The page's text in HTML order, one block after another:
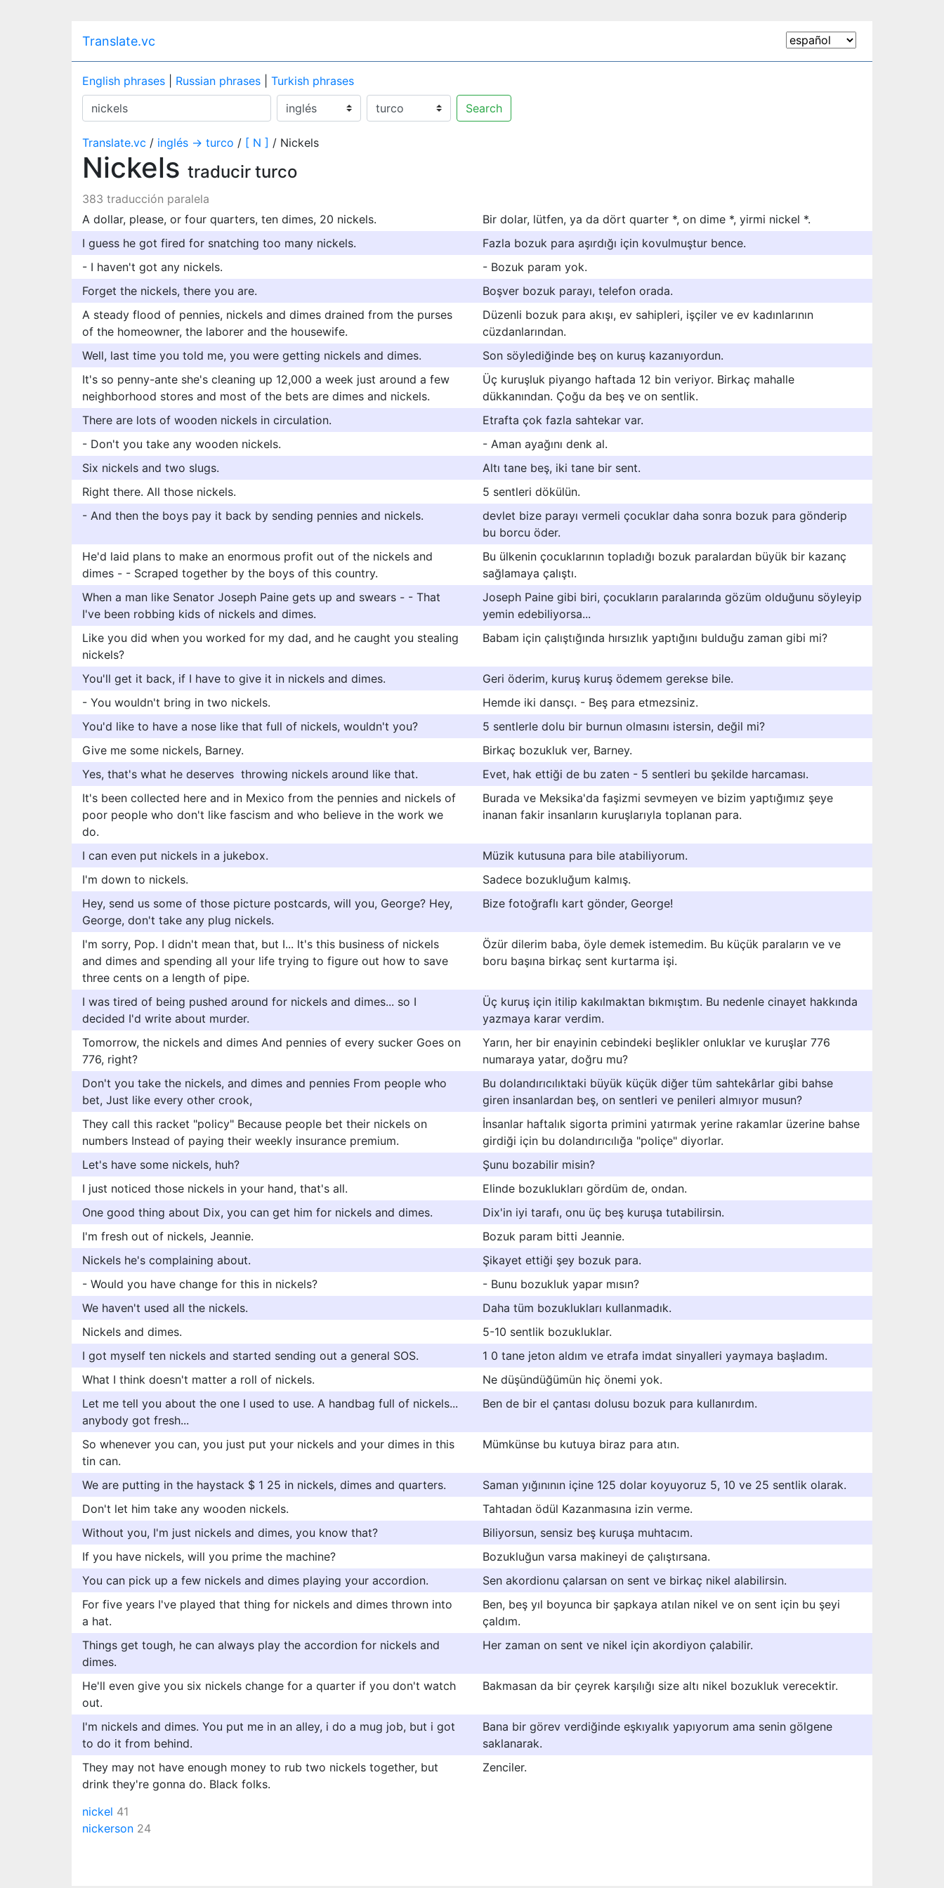
Translate.vc
English phrases Russian phrases
Turkish phrases
Search
Translate.vc / inglés → turco / [ N ] / Nickels
Nickels traducir turco
383 traducción paralela
A dollar, please, or four quarters, ten dimes, 20 nickels.
Bir dolar, lütfen, ya da dört quarter *, on dime *, yirmi nickel *.
I guess he got fired for snatching too many nickels.
Fazla bozuk para aşırdığı için kovulmuştur bence.
- I haven't got any nickels.
- Bozuk param yok.
Forget the nickels, there you are.
Boşver bozuk parayı, telefon orada.
A steady flood of pennies, nickels and dimes drained from the purses
of the homeowner, the laborer and the housewife.
Düzenli bozuk para akışı, ev sahipleri, işçiler ve ev kadınlarının
cüzdanlarından.
Well, last time you told me, you were getting nickels and dimes.
Son söylediğinde beş on kuruş kazanıyordun.
It's so penny-ante she's cleaning up 12,000 a week just around a few
neighborhood stores and most of the bets are dimes and nickels.
Üç kuruşluk piyango haftada 12 bin veriyor. Birkaç mahalle
dükkanından. Çoğu da beş ve on sentlik.
There are lots of wooden nickels in circulation.
Etrafta çok fazla sahtekar var.
- Don't you take any wooden nickels.
- Aman ayağını denk al.
Six nickels and two slugs.
Altı tane beş, iki tane bir sent.
Right there. All those nickels.
5 sentleri dökülün.
- And then the boys pay it back by sending pennies and nickels.
devlet bize parayı vermeli çocuklar daha sonra bozuk para gönderip
bu borcu öder.
He'd laid plans to make an enormous profit out of the nickels and
dimes - - Scraped together by the boys of this country.
Bu ülkenin çocuklarının topladığı bozuk paralardan büyük bir kazanç
sağlamaya çalıştı.
When a man like Senator Joseph Paine gets up and swears - - That
I've been robbing kids of nickels and dimes.
Joseph Paine gibi biri, çocukların paralarında gözüm olduğunu söyleyip
yemin edebiliyorsa...
Like you did when you worked for my dad, and he caught you stealing
nickels?
Babam için çalıştığında hırsızlık yaptığını bulduğu zaman gibi mi?
You'll get it back, if I have to give it in nickels and dimes.
Geri öderim, kuruş kuruş ödemem gerekse bile.
- You wouldn't bring in two nickels.
Hemde iki dansçı. - Beş para etmezsiniz.
You'd like to have a nose like that full of nickels, wouldn't you?
5 sentlerle dolu bir burnun olmasını istersin, değil mi?
Give me some nickels, Barney.
Birkaç bozukluk ver, Barney.
Yes, that's what he deserves  throwing nickels around like that.
Evet, hak ettiği de bu zaten - 5 sentleri bu şekilde harcaması.
It's been collected here and in Mexico from the pennies and nickels of
poor people who don't like fascism and who believe in the work we
do.
Burada ve Meksika'da faşizmi sevmeyen ve bizim yaptığımız şeye
inanan fakir insanların kuruşlarıyla toplanan para.
I can even put nickels in a jukebox.
Müzik kutusuna para bile atabiliyorum.
I'm down to nickels.
Sadece bozukluğum kalmış.
Hey, send us some of those picture postcards, will you, George? Hey,
George, don't take any plug nickels.
Bize fotoğraflı kart gönder, George!
I'm sorry, Pop. I didn't mean that, but I... lt's this business of nickels
and dimes and spending all your life trying to figure out how to save
three cents on a length of pipe.
Özür dilerim baba, öyle demek istemedim. Bu küçük paraların ve ve
boru başına birkaç sent kurtarma işi.
I was tired of being pushed around for nickels and dimes... so I
decided I'd write about murder.
Üç kuruş için itilip kakılmaktan bıkmıştım. Bu nedenle cinayet hakkında
yazmaya karar verdim.
Tomorrow, the nickels and dimes And pennies of every sucker Goes on
776, right?
Yarın, her bir enayinin cebindeki beşlikler onluklar ve kuruşlar 776
numaraya yatar, doğru mu?
Don't you take the nickels, and dimes and pennies From people who
bet, Just like every other crook,
Bu dolandırıcılıktaki büyük küçük diğer tüm sahtekârlar gibi bahse
giren insanlardan beş, on sentleri ve penileri almıyor musun?
They call this racket "policy" Because people bet their nickels on
numbers Instead of paying their weekly insurance premium.
İnsanlar haftalık sigorta primini yatırmak yerine rakamlar üzerine bahse
girdiği için bu dolandırıcılığa "poliçe" diyorlar.
Let's have some nickels, huh?
Şunu bozabilir misin?
I just noticed those nickels in your hand, that's all.
Elinde bozuklukları gördüm de, ondan.
One good thing about Dix, you can get him for nickels and dimes.
Dix'in iyi tarafı, onu üç beş kuruşa tutabilirsin.
I'm fresh out of nickels, Jeannie.
Bozuk param bitti Jeannie.
Nickels he's complaining about.
Şikayet ettiği şey bozuk para.
- Would you have change for this in nickels?
- Bunu bozukluk yapar mısın?
We haven't used all the nickels.
Daha tüm bozuklukları kullanmadık.
Nickels and dimes.
5-10 sentlik bozukluklar.
I got myself ten nickels and started sending out a general SOS.
1 0 tane jeton aldım ve etrafa imdat sinyalleri yaymaya başladım.
What I think doesn't matter a roll of nickels.
Ne düşündüğümün hiç önemi yok.
Let me tell you about the one I used to use. A handbag full of nickels...
anybody got fresh...
Ben de bir el çantası dolusu bozuk para kullanırdım.
So whenever you can, you just put your nickels and your dimes in this
tin can.
Mümkünse bu kutuya biraz para atın.
We are putting in the haystack $ 1 25 in nickels, dimes and quarters.
Saman yığınının içine 125 dolar koyuyoruz 5, 10 ve 25 sentlik olarak.
Don't let him take any wooden nickels.
Tahtadan ödül Kazanmasına izin verme.
Without you, I'm just nickels and dimes, you know that?
Biliyorsun, sensiz beş kuruşa muhtacım.
If you have nickels, will you prime the machine?
Bozukluğun varsa makineyi de çalıştırsana.
You can pick up a few nickels and dimes playing your accordion.
Sen akordionu çalarsan on sent ve birkaç nikel alabilirsin.
For five years I've played that thing for nickels and dimes thrown into
a hat.
Ben, beş yıl boyunca bir şapkaya atılan nikel ve on sent için bu şeyi
çaldım.
Things get tough, he can always play the accordion for nickels and
dimes.
Her zaman on sent ve nikel için akordiyon çalabilir.
He'll even give you six nickels change for a quarter if you don't watch
out.
Bakmasan da bir çeyrek karşılığı size altı nikel bozukluk verecektir.
I'm nickels and dimes. You put me in an alley, i do a mug job, but i got
to do it from behind.
Bana bir görev verdiğinde eşkıyalık yapıyorum ama senin gölgene
saklanarak.
They may not have enough money to rub two nickels together, but
drink they're gonna do. Black folks.
Zenciler.
nickel 41
nickerson 24